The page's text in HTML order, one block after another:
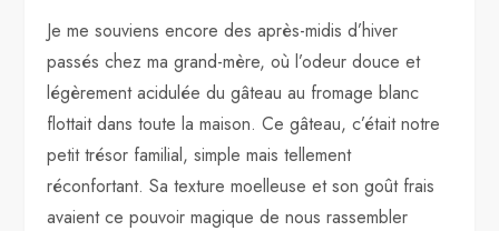
Je me souviens encore des après-midis d’hiver
passés chez ma grand-mère, où l’odeur douce et
légèrement acidulée du gâteau au fromage blanc
flottait dans toute la maison. Ce gâteau, c’était notre
petit trésor familial, simple mais tellement
réconfortant. Sa texture moelleuse et son goût frais
avaient ce pouvoir magique de nous rassembler